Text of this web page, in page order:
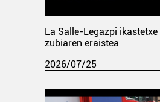
La Salle-Legazpi
zubiaren eraistea
2026/07/25